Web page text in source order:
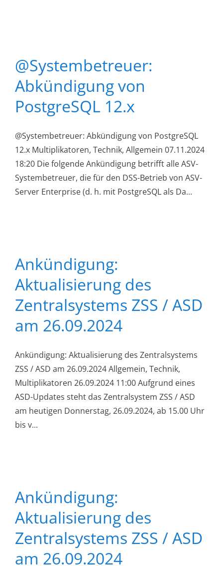
@Systembetreuer:
Abkündigung von
PostgreSQL 12.x
@Systembetreuer: Abkündigung von PostgreSQL
12.x Multiplikatoren, Technik, Allgemein 07.11.2024
18:20 Die folgende Ankündigung betrifft alle ASV-
Systembetreuer, die für den DSS-Betrieb von ASV-
Server Enterprise (d. h. mit PostgreSQL als Da...
Ankündigung:
Aktualisierung des
Zentralsystems ZSS / ASD
am 26.09.2024
Ankündigung: Aktualisierung des Zentralsystems
ZSS / ASD am 26.09.2024 Allgemein, Technik,
Multiplikatoren 26.09.2024 11:00 Aufgrund eines
ASD-Updates steht das Zentralsystem ZSS / ASD
am heutigen Donnerstag, 26.09.2024, ab 15.00 Uhr
bis v...
Ankündigung:
Aktualisierung des
Zentralsystems ZSS / ASD
am 26.09.2024